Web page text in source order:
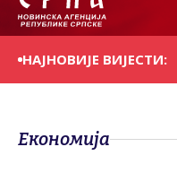
НАЈНОВИЈЕ ВИЈЕСТИ:
ДАН ОЛУЈА
Економија